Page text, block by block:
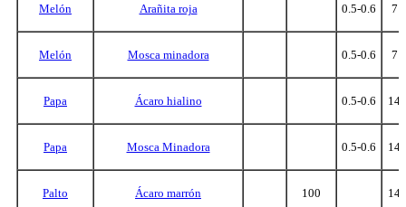
Melón Arañita roja 0.5-0.6 7
Melón Mosca minadora 0.5-0.6 7
Papa Ácaro hialino 0.5-0.6 14
Papa Mosca Minadora 0.5-0.6 14
Palto Ácaro marrón 100 14